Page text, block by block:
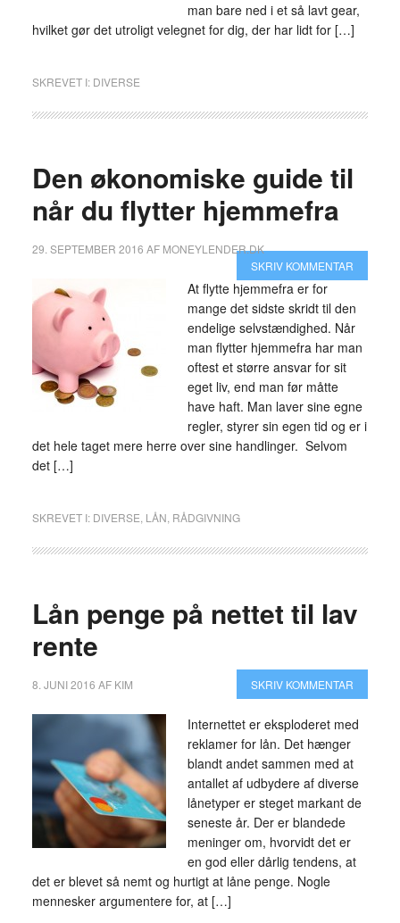
man bare ned i et så lavt gear,
hvilket gør det utroligt velegnet for dig, der har lidt for […]
SKREVET I: DIVERSE
Den økonomiske guide til
når du flytter hjemmefra
29. SEPTEMBER 2016 AF MONEYLENDER.DK
SKRIV KOMMENTAR
At flytte hjemmefra er for
mange det sidste skridt til den
endelige selvstændighed. Når
man flytter hjemmefra har man
oftest et større ansvar for sit
eget liv, end man før måtte
have haft. Man laver sine egne
regler, styrer sin egen tid og er i
det hele taget mere herre over sine handlinger. Selvom
det […]
SKREVET I: DIVERSE LÅN RÅDGIVNING
Lån penge på nettet til lav
rente
8. JUNI 2016 AF KIM SKRIV KOMMENTAR
Internettet er eksploderet med
reklamer for lån. Det hænger
blandt andet sammen med at
antallet af udbydere af diverse
lånetyper er steget markant de
seneste år. Der er blandede
meninger om, hvorvidt det er
en god eller dårlig tendens, at
det er blevet så nemt og hurtigt at låne penge. Nogle
mennesker argumentere for, at […]